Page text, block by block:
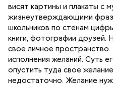
висят картины и плакаты с
жизнеутверждающими
школьников по стенам
книги, фотографии друзей.
свое личное
исполнения желаний. Суть
опустить туда свое
недостаточно. Желание